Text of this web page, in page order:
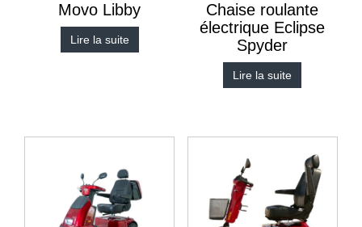
Movo Libby
Lire la suite
Chaise roulante
électrique Eclipse
Spyder
Lire la suite